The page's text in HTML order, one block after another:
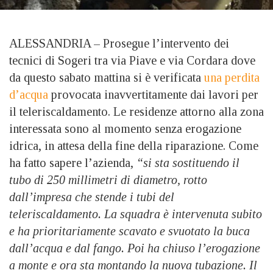
ALESSANDRIA – Prosegue l’intervento dei
tecnici di Sogeri tra via Piave e via Cordara dove
da questo sabato mattina si è verificata una perdita
d’acqua provocata inavvertitamente dai lavori per
il teleriscaldamento. Le residenze attorno alla zona
interessata sono al momento senza erogazione
idrica, in attesa della fine della riparazione. Come
ha fatto sapere l’azienda, “si sta sostituendo il
tubo di 250 millimetri di diametro, rotto
dall’impresa che stende i tubi del
teleriscaldamento. La squadra è intervenuta subito
e ha prioritariamente scavato e svuotato la buca
dall’acqua e dal fango. Poi ha chiuso l’erogazione
a monte e ora sta montando la nuova tubazione. Il